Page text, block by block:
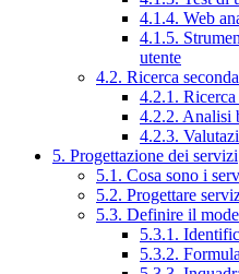
4.1.4. Web
4.1.5.
utente
4.2. Ricerca
4.2.1.
4.2.2. Analisi
4.2.3.
5. Progettazione dei servizi
5.1. Cosa sono i
5.2. Progettare
5.3. Definire il
5.3.1.
5.3.2.